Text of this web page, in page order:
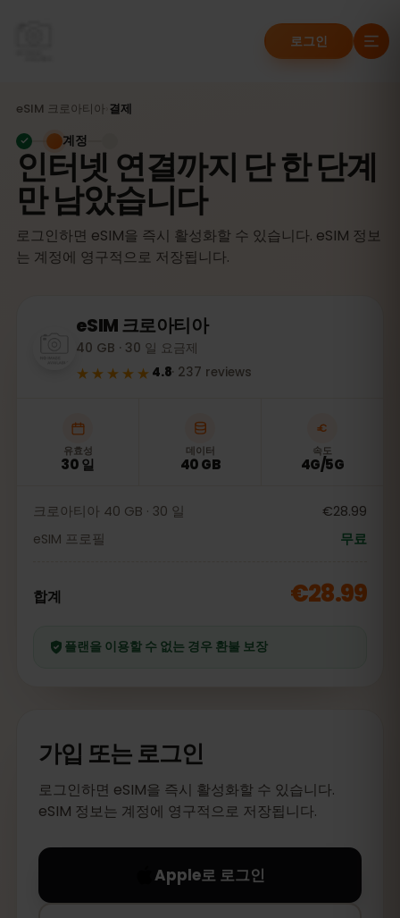
로그인
eSIM 크로아티아 결제
인터넷 연결까지 단 한 단계
만 남았습니다
로그인하면 eSIM을 즉시 활성화할 수 있습니다. eSIM 정보
는 계정에 영구적으로 저장됩니다.
계정
eSIM크로아티아
40 GB · 30 일 요금제
★★★★★ 4.8· 237 reviews
유효성
30 일
데이터
40 GB
속도
4G/5G
크로아티아 40 GB · 30 일
€28.99
eSIM 프로필
무료
합계 €28.99
플랜을 이용할 수 없는 경우 환불 보장
가입 또는 로그인
로그인하면 eSIM을 즉시 활성화할 수 있습니다.
eSIM 정보는 계정에 영구적으로 저장됩니다.
Apple로 로그인